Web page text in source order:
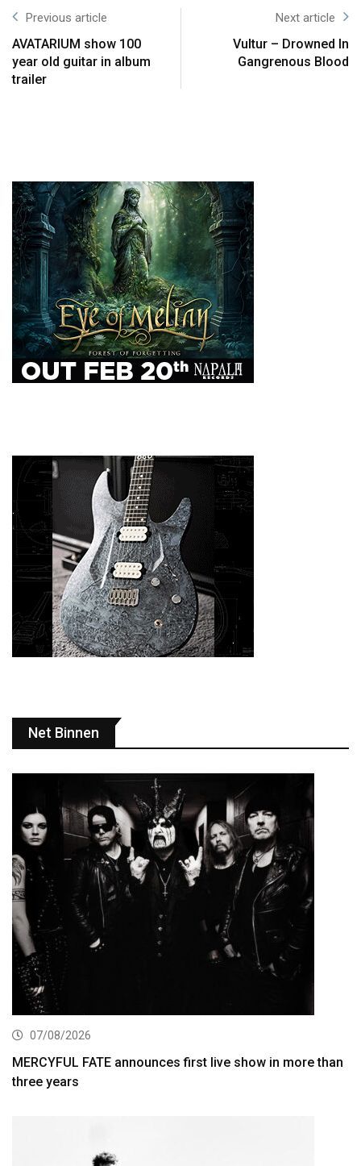
Previous article
AVATARIUM show 100
year old guitar in album
trailer
Next article
Vultur – Drowned In
Gangrenous Blood
Net Binnen
07/08/2026
MERCYFUL FATE announces first live show in more than
three years